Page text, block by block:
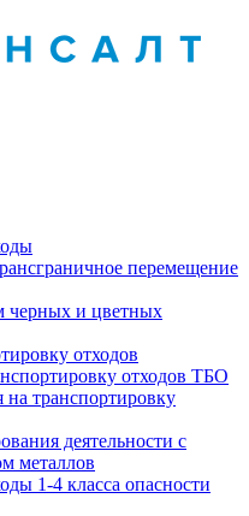
перемещение
черных и цветных
отходов
отходов ТБО
транспортировку
деятельности с
металлов
1-4 класса опасности